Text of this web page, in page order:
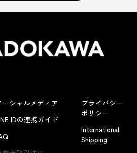
ーシャルメディア
IDの連携ガイド
プライバシー
ポリシー
International
Shipping